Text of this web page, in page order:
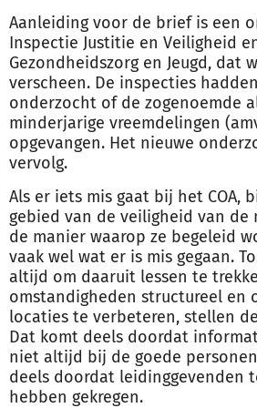
Aanleiding voor de brief is een
Inspectie Justitie en Veiligheid
Gezondheidszorg en Jeugd, dat
verscheen. De inspecties
onderzocht of de zogenoemde
minderjarige vreemdelingen
opgevangen. Het nieuwe
vervolg.
Als er iets mis gaat bij het COA,
gebied van de veiligheid van
de manier waarop ze begeleid
vaak wel wat er is mis gegaan.
altijd om daaruit lessen te
omstandigheden structureel en
locaties te verbeteren, stellen
Dat komt deels doordat
niet altijd bij de goede
deels doordat leidinggevenden
hebben gekregen.